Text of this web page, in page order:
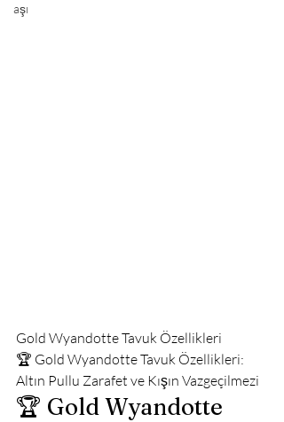
aşı
Gold Wyandotte Tavuk Özellikleri
🏆 Gold Wyandotte Tavuk Özellikleri:
Altın Pullu Zarafet ve Kışın Vazgeçilmezi
🏆 Gold Wyandotte